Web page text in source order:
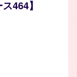
464】